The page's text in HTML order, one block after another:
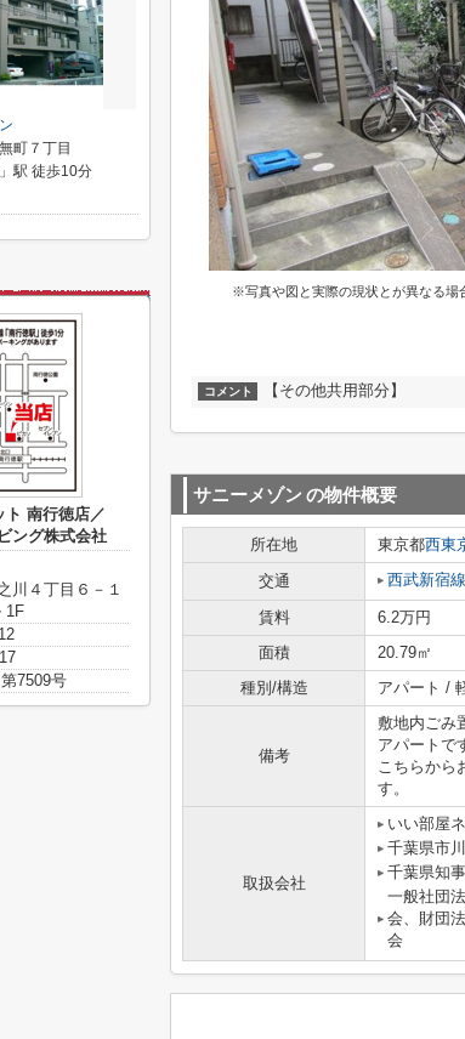
※写真や図と実際の現状とが異なる場
コメント 【その他共用部分】
サニーメゾンの物件概要
所在地 東京都西東
交通
西武新宿線
賃料 6.2万円
面積
20.79㎡
種別/構造
アパート /
備考
敷地内ごみ
アパートで
こちらから
す。
取扱会社
いい部屋
千葉県市
千葉県知
一般社団
会、財団
会
町７丁目
駅 徒歩10分
ト 南行徳店／
ング株式会社
川４丁目６－１
1F
7509号